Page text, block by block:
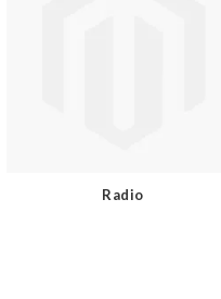
Radio